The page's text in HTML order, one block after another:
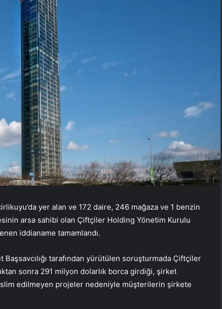
yer alan ve 172 daire, 246 mağaza ve 1 benzin
arsa sahibi olan Çiftçiler Holding Yönetim Kurulu
iddianame tamamlandı.
tarafından yürütülen soruşturmada Çiftçiler
sonra 291 milyon dolarlık borca girdiği, şirket
edilmeyen projeler nedeniyle müşterilerin şirkete